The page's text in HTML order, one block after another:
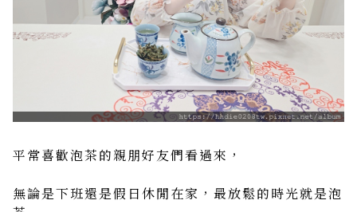
平常喜歡泡茶的親朋好友們看過來，
無論是下班還是假日休閒在家，最放鬆的時光就是泡